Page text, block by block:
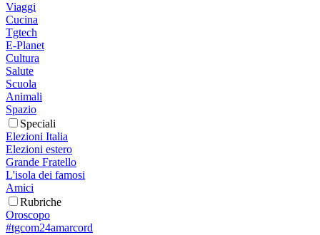
Viaggi
Cucina
Tgtech
E-Planet
Cultura
Salute
Scuola
Animali
Spazio
Speciali
Elezioni Italia
Elezioni estero
Grande Fratello
L'isola dei famosi
Amici
Rubriche
Oroscopo
#tgcom24amarcord